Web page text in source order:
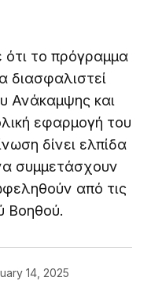
το πρόγραμμα
διασφαλιστεί
Ανάκαμψης και
εφαρμογή του
δίνει ελπίδα
συμμετάσχουν
από τις
Βοηθού.
14, 2025